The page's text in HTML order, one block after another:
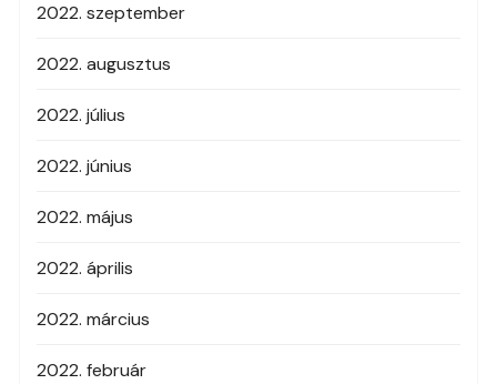
2022. szeptember
2022. augusztus
2022. július
2022. június
2022. május
2022. április
2022. március
2022. február